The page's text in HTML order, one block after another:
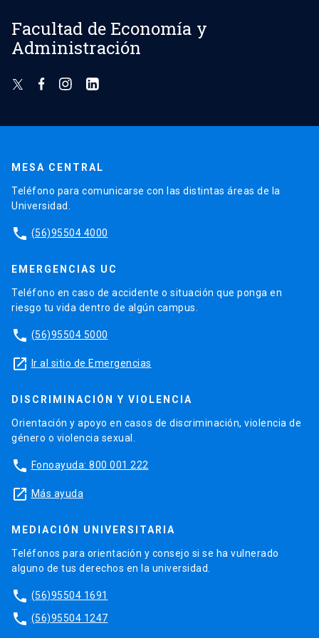
Facultad de Economía y
Administración
MESA CENTRAL
Teléfono para comunicarse con las distintas áreas de la
Universidad.
phone (56)95504 4000
EMERGENCIAS UC
Teléfono en caso de accidente o situación que ponga en
riesgo tu vida dentro de algún campus.
phone (56)95504 5000
launch Ir al sitio de Emergencias
DISCRIMINACIÓN Y VIOLENCIA
Orientación y apoyo en casos de discriminación, violencia de
género o violencia sexual.
phone Fonoayuda: 800 001 222
launch Más ayuda
MEDIACIÓN UNIVERSITARIA
Teléfonos para orientación y consejo si se ha vulnerado
alguno de tus derechos en la universidad.
phone (56)95504 1691
phone (56)95504 1247